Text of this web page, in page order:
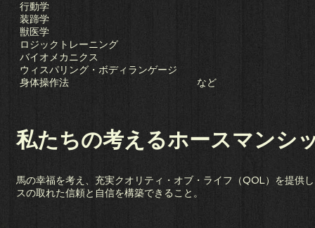
行動学
装蹄学
獣医学
ロジックトレーニング
バイオメカニクス
ウィスパリング・ボディランゲージ
身体操作法 など
私たちの考えるホースマンシ
馬の幸福を考え、充実クオリティ・オブ・ライフ（QOL）を提供
スの取れた信頼と自信を構築できること。